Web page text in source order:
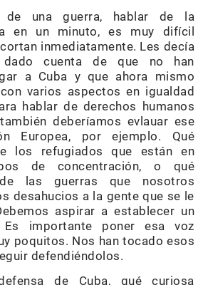
de una guerra, hablar de la
en un minuto, es muy difícil
inmediatamente. Les decía
cuenta de que no han
a Cuba y que ahora mismo
varios aspectos en igualdad
hablar de derechos humanos
deberíamos evlauar ese
Europea, por ejemplo. Qué
los refugiados que están en
de concentración, o qué
las guerras que nosotros
desahucios a la gente que se le
aspirar a establecer un
importante poner esa voz
poquitos. Nos han tocado esos
defendiéndolos.
de Cuba, qué curiosa